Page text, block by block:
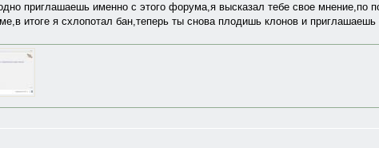
приглашаешь именно с этого форума,я высказал тебе свое мнение,по
итоге я схлопотал бан,теперь ты снова плодишь клонов и